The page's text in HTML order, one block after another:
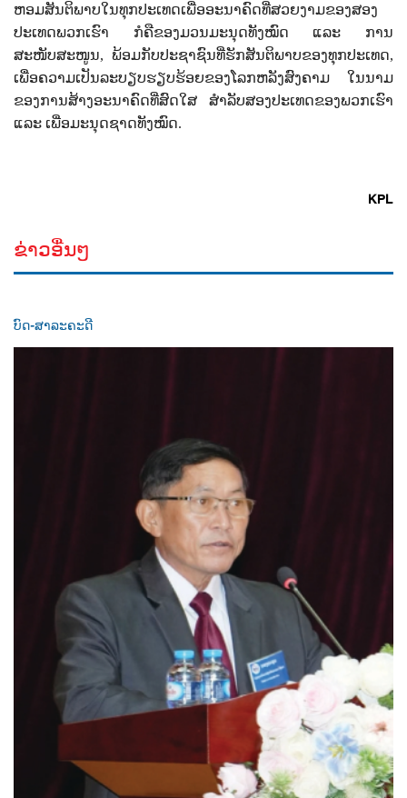
ຫອມສັນຕິພາບໃນທຸກປະເທດເພື່ອອະນາຄົດທີ່ສວຍງາມຂອງສອງ
ປະເທດພວກເຮົາ ກໍຄືຂອງມວນມະນຸດທັງໝົດ ແລະ ການ
ສະໜັບສະໜູນ, ພ້ອມກັບປະຊາຊົນທີ່ຮັກສັນຕິພາບຂອງທຸກປະເທດ,
ເພື່ອຄວາມເປັນລະບຽບຮຽບຮ້ອຍຂອງໂລກຫລັງສົງຄາມ ໃນນາມ
ຂອງການສ້າງອະນາຄົດທີ່ສົດໃສ ສຳລັບສອງປະເທດຂອງພວກເຮົາ
ແລະ ເພື່ອມະນຸດຊາດທັງໝົດ.
KPL
ຂ່າວອື່ນໆ
ບົດ-ສາລະຄະດີ